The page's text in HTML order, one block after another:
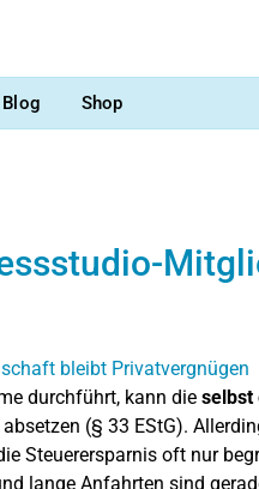
Blog Shop
durchführt, kann die selbst
(§ 33 EStG).
Steuerersparnis oft nur
lange Anfahrten sind